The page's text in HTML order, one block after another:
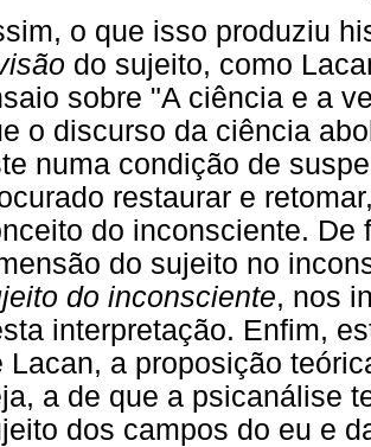
o que isso produziu
do sujeito, como
sobre "A ciência e a
o discurso da ciência
numa condição de
restaurar e
do inconsciente. De
do sujeito no
do inconsciente, nos
interpretação. Enfim,
Lacan, a proposição
a de que a psicanálise
dos campos do eu e